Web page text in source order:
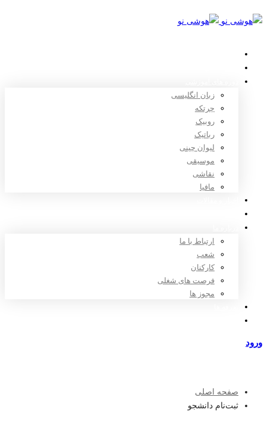
زبان انگلیسی
چرتکه
روبیک
رباتیک
لیوان چینی
موسیقی
نقاشی
مافیا
ارتباط با ما
شعب
کارکنان
فرصت های شغلی
مجوز ها
ورود
صفحه اصلی
ثبت‌نام دانشجو